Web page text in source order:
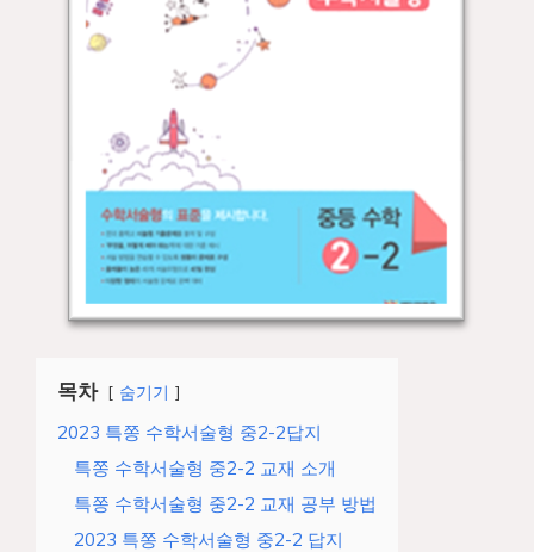
목차 숨기기
2023 특쫑 수학서술형 중2-2답지
특쫑 수학서술형 중2-2 교재 소개
특쫑 수학서술형 중2-2 교재 공부 방법
2023 특쫑 수학서술형 중2-2 답지